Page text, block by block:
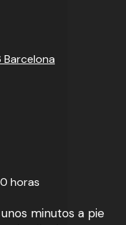
horas
minutos a pie